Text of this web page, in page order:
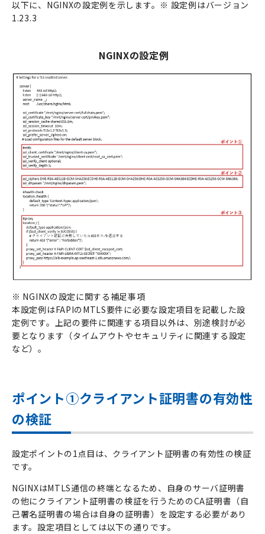
以下に、NGINXの設定例を示します。※ 設定例はバージョン
1.23.3
NGINXの設定例
※ NGINXの設定に関する補足事項
本設定例はFAPIのMTLS要件に必要な設定項目を記載した設
定例です。上記の要件に関連する項目以外は、別途検討が必
要となります（タイムアウトやセキュリティに関連する設定
など）。
ポイント①クライアント証明書の有効性
の検証
設定ポイントの1点目は、クライアント証明書の有効性の検証
です。
NGINXはMTLS通信の終端となるため、自身のサーバ証明書
の他にクライアント証明書の検証を行うためのCA証明書（自
己署名証明書の場合は自身の証明書）を設定する必要があり
ます。設定項目としては以下の通りです。